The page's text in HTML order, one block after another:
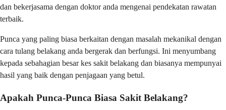
dan bekerjasama dengan doktor anda mengenai pendekatan rawatan
terbaik.
Punca yang paling biasa berkaitan dengan masalah mekanikal dengan
cara tulang belakang anda bergerak dan berfungsi. Ini menyumbang
kepada sebahagian besar kes sakit belakang dan biasanya mempunyai
hasil yang baik dengan penjagaan yang betul.
Apakah Punca-Punca Biasa Sakit Belakang?